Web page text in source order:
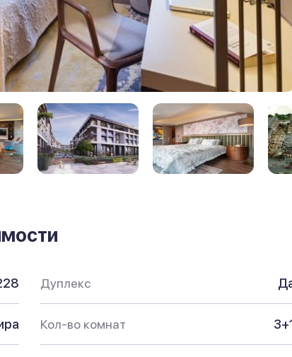
Дуплекс
Кол-во комнат